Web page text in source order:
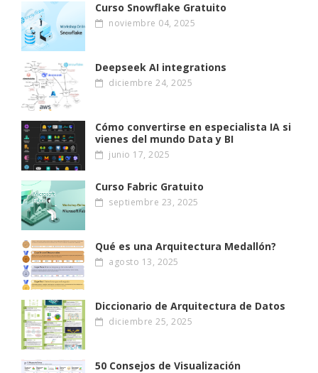
Curso Snowflake Gratuito
noviembre 04, 2025
Deepseek AI integrations
diciembre 24, 2025
Cómo convertirse en especialista IA si
vienes del mundo Data y BI
junio 17, 2025
Curso Fabric Gratuito
septiembre 23, 2025
Qué es una Arquitectura Medallón?
agosto 13, 2025
Diccionario de Arquitectura de Datos
diciembre 25, 2025
50 Consejos de Visualización